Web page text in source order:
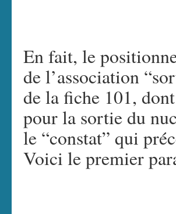
En fait, le
de l’association
de la fiche 101,
pour la sortie du
le “constat” qui
Voici le premier